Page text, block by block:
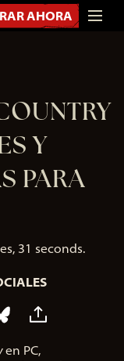
AHORA
Y
PARA
31 seconds
en PC,